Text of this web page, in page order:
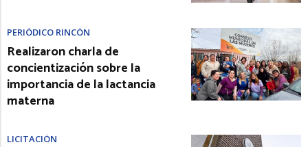
PERIÓDICO RINCÓN
Realizaron charla de
concientización sobre la
importancia de la lactancia
materna
LICITACIÓN